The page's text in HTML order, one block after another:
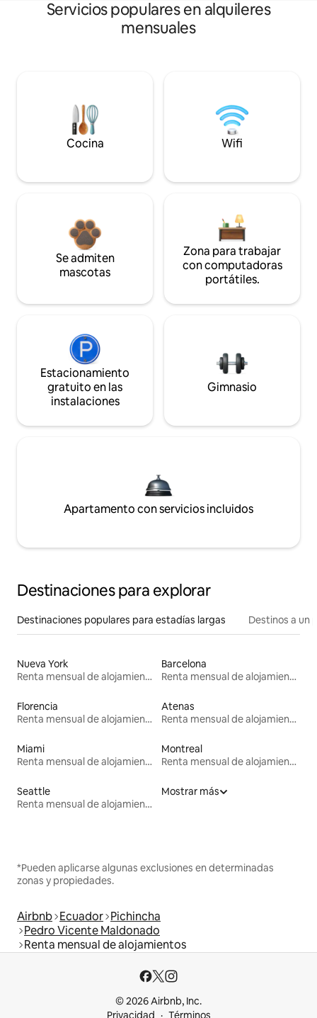
Servicios populares en alquileres
mensuales
Cocina Wifi
Se admiten
mascotas
Zona para trabajar
con computadoras
portátiles.
Estacionamiento
gratuito en las
instalaciones
Gimnasio
Apartamento con servicios incluidos
Destinaciones para explorar
Destinaciones populares para estadías largas Destinos a un
Nueva York
Renta mensual de alojamientos
Barcelona
Renta mensual de alojamientos
Florencia
Renta mensual de alojamientos
Atenas
Renta mensual de alojamientos
Miami
Renta mensual de alojamientos
Montreal
Renta mensual de alojamientos
Seattle
Renta mensual de alojamientos
Mostrar más
*Pueden aplicarse algunas exclusiones en determinadas
zonas y propiedades.
Airbnb Ecuador Pichincha
Pedro Vicente Maldonado
Renta mensual de alojamientos
© 2026 Airbnb, Inc.